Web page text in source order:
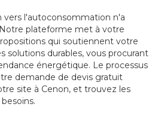
vers l'autoconsommation n'a
plateforme met à votre
qui soutiennent votre
solutions durables, vous procurant
énergétique. Le processus
demande de devis gratuit
site à Cenon, et trouvez les